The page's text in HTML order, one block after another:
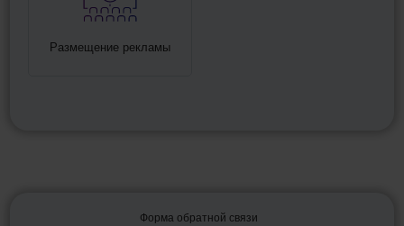
Размещение рекламы
Форма обратной связи